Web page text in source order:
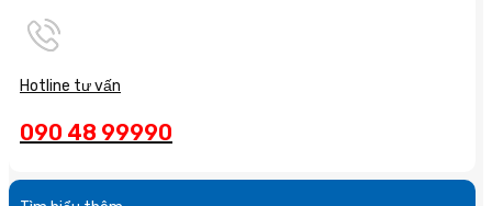
Hotline tư vấn
090 48 99990